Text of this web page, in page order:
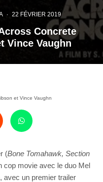
· 22 FÉVRIER 2019
Concrete
Vince Vaughn
et Vince Vaughn
(Bone Tomahawk, Section
cop movie avec le duo Mel
avec un premier trailer